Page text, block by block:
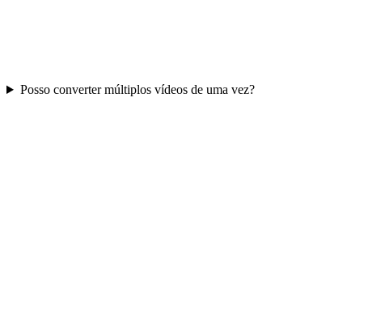
Posso converter múltiplos vídeos de uma vez?